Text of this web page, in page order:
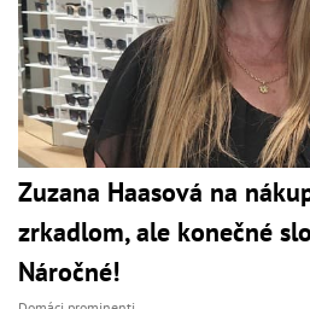
Zuzana Haasová na
zrkadlom, ale konečné
Náročné!